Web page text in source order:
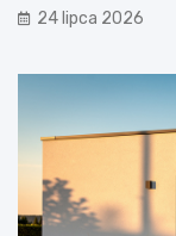
24 lipca 2026